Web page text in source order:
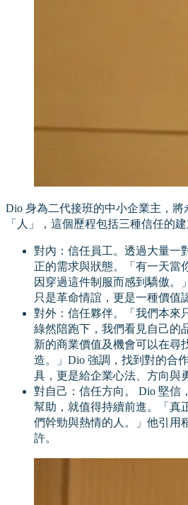
Dio 身為二代接班的中小企業主，將
「人」，這個歷程包括三種信任的建
對內：信任員工。透過大量一
正的需求與狀態。「有一天當
因穿過這件制服而感到驕傲。
只是革命情誼，更是一種價值
對外：信任夥伴。「我們本來
綠然陪跑下，我們看見自己的
新的商業價值及機會可以在尋
造。」Dio 強調，找到對的合
具，更是給企業心法、方向與
對自己：信任方向。 Dio 堅信
幫助，就值得持續前進。「真
們幹勁與熱情的人。」他引用
許。